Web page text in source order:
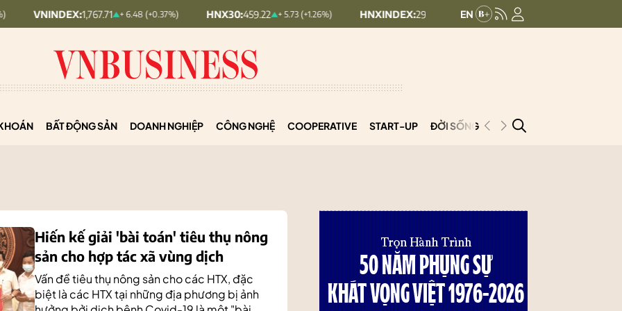
1,767.71 + 6.48 (+0.37%) HNX30: 459.22 + 5.73 (+1.26%) HNXINDEX: 292.69 0.5 (0.17%) UPCOMINDEX:
BẤT ĐỘNG SẢN DOANH NGHIỆP CÔNG NGHỆ COOPERATIVE START-UP ĐỜI SỐNG PODCAST
Hiến kế giải 'bài toán' tiêu thụ nông
sản cho hợp tác xã vùng dịch
Vấn đề tiêu thụ nông sản cho các HTX, đặc
biệt là các HTX tại những địa phương bị ảnh